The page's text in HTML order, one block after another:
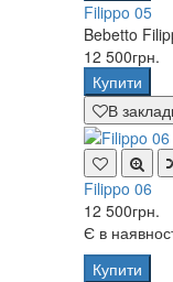
Filippo 05
Bebetto
12 500грн.
Купити
В
Filippo 06
12 500грн.
Є в
Купити